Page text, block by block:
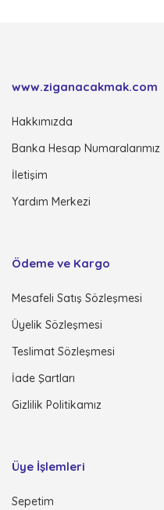
www.ziganacakmak.com
Hakkımızda
Banka Hesap Numaralarımız
İletişim
Yardım Merkezi
Ödeme ve Kargo
Mesafeli Satış Sözleşmesi
Üyelik Sözleşmesi
Teslimat Sözleşmesi
İade Şartları
Gizlilik Politikamız
Üye İşlemleri
Sepetim